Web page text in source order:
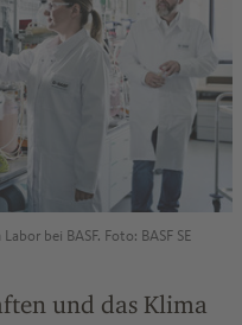
Labor bei BASF. Foto: BASF SE
und das Klima